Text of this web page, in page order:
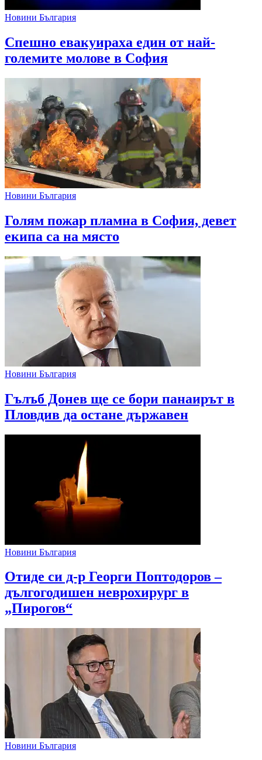
Новини България
Спешно евакуираха един от най-
големите молове в София
Новини България
Голям пожар пламна в София, девет
екипа са на място
Новини България
Гълъб Донев ще се бори панаирът в
Пловдив да остане държавен
Новини България
Отиде си д-р Георги Поптодоров –
дългогодишен неврохирург в
„Пирогов“
Новини България